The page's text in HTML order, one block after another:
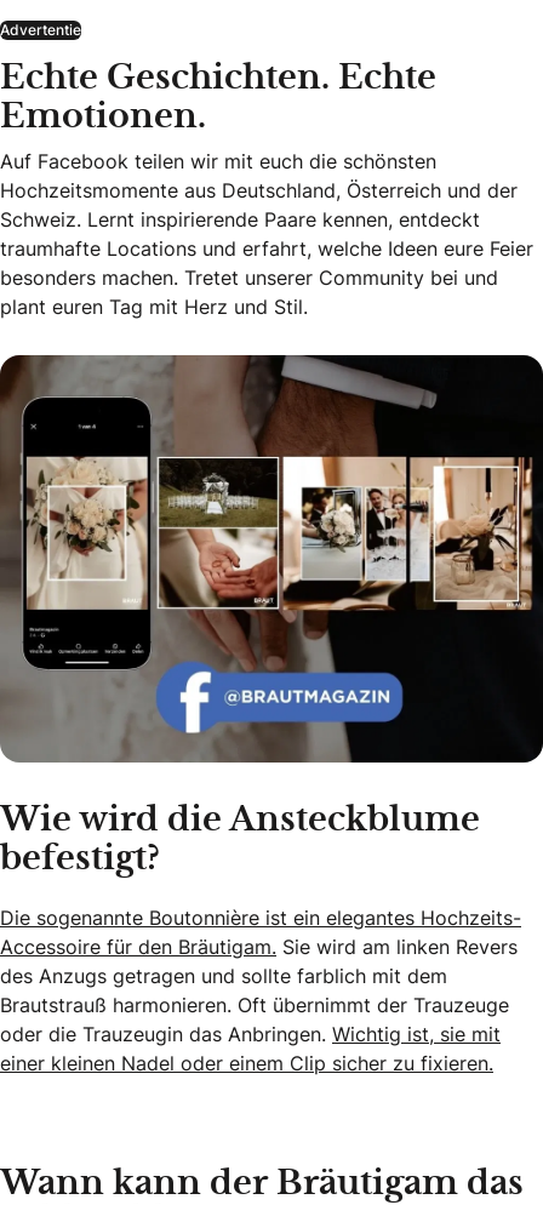
Advertentie
Echte Geschichten. Echte
Emotionen.
Auf Facebook teilen wir mit euch die schönsten
Hochzeitsmomente aus Deutschland, Österreich und der
Schweiz. Lernt inspirierende Paare kennen, entdeckt
traumhafte Locations und erfahrt, welche Ideen eure Feier
besonders machen. Tretet unserer Community bei und
plant euren Tag mit Herz und Stil.
Echte Geschichten. Echte Emotionen.
Wie wird die Ansteckblume
befestigt?
Die sogenannte Boutonnière ist ein elegantes Hochzeits-
Accessoire für den Bräutigam. Sie wird am linken Revers
des Anzugs getragen und sollte farblich mit dem
Brautstrauß harmonieren. Oft übernimmt der Trauzeuge
oder die Trauzeugin das Anbringen. Wichtig ist, sie mit
einer kleinen Nadel oder einem Clip sicher zu fixieren.
Wann kann der Bräutigam das